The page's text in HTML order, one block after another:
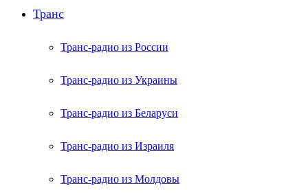
Транс
Транс-радио из России
Транс-радио из Украины
Транс-радио из Беларуси
Транс-радио из Израиля
Транс-радио из Молдовы